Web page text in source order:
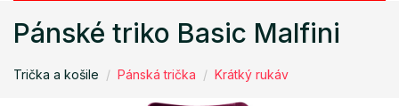
Pánské triko Basic Malfini
Trička a košile Pánská trička Krátký rukáv